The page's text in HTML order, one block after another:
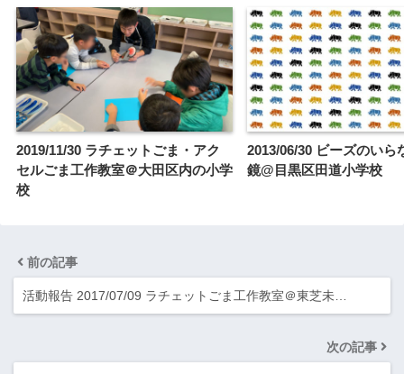
2019/11/30 ラチェットごま・アク
セルごま工作教室＠大田区内の小学
校
2013/06/30 ビーズのいら
鏡@目黒区田道小学校
前の記事
活動報告 2017/07/09 ラチェットごま工作教室＠東芝未…
次の記事